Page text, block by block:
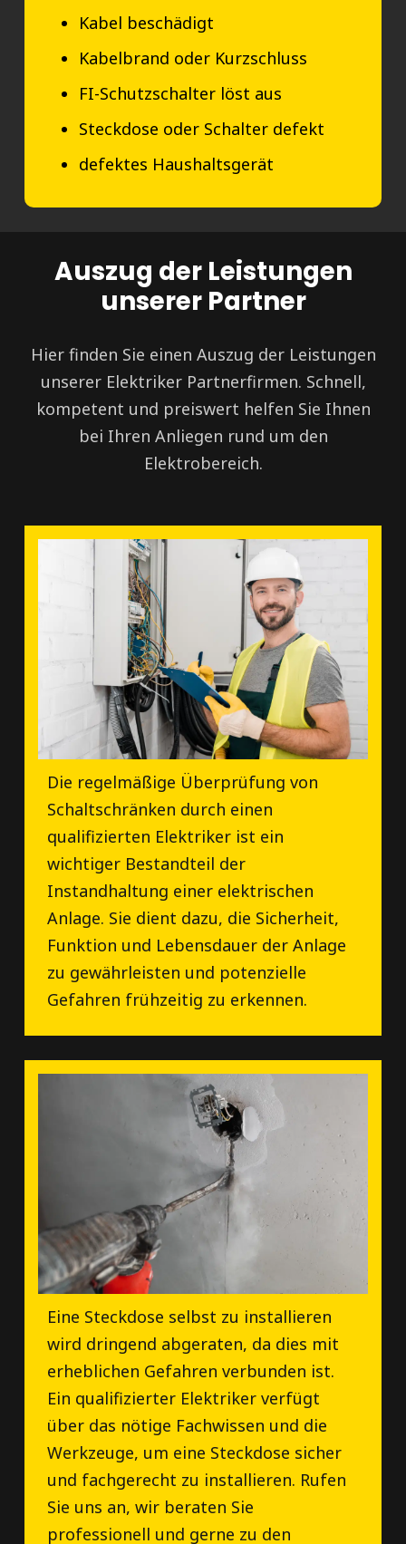
Kabel beschädigt
Kabelbrand oder Kurzschluss
FI-Schutzschalter löst aus
Steckdose oder Schalter defekt
defektes Haushaltsgerät
Auszug der Leistungen
unserer Partner
Hier finden Sie einen Auszug der Leistungen
unserer Elektriker Partnerfirmen. Schnell,
kompetent und preiswert helfen Sie Ihnen
bei Ihren Anliegen rund um den
Elektrobereich.
Die regelmäßige Überprüfung von
Schaltschränken durch einen
qualifizierten Elektriker ist ein
wichtiger Bestandteil der
Instandhaltung einer elektrischen
Anlage. Sie dient dazu, die Sicherheit,
Funktion und Lebensdauer der Anlage
zu gewährleisten und potenzielle
Gefahren frühzeitig zu erkennen.
Eine Steckdose selbst zu installieren
wird dringend abgeraten, da dies mit
erheblichen Gefahren verbunden ist.
Ein qualifizierter Elektriker verfügt
über das nötige Fachwissen und die
Werkzeuge, um eine Steckdose sicher
und fachgerecht zu installieren. Rufen
Sie uns an, wir beraten Sie
professionell und gerne zu den